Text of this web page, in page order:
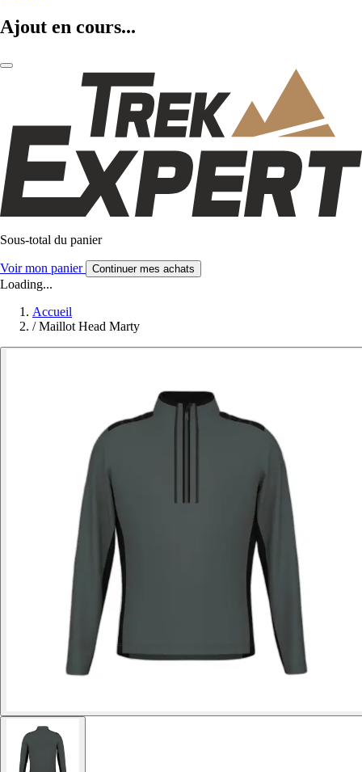
Ajout en cours...
Sous-total du panier
Voir mon panier Continuer mes achats
Loading...
Accueil
/ Maillot Head Marty